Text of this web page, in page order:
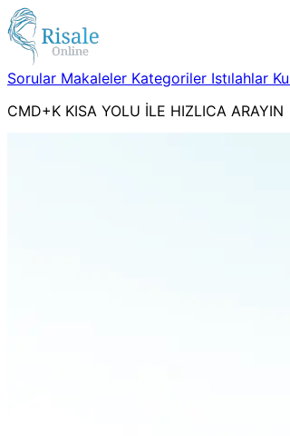
Sorular Makaleler Kategoriler Istılahlar
CMD+K KISA YOLU İLE HIZLICA ARAYIN